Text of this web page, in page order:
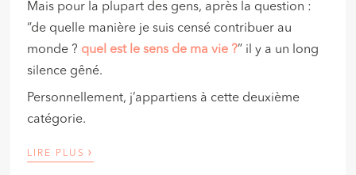
Mais pour la plupart des gens, après la question :
“de quelle manière je suis censé contribuer au
monde ? quel est le sens de ma vie ?” il y a un long
silence gêné.
Personnellement, j’appartiens à cette deuxième
catégorie.
LIRE PLUS ›